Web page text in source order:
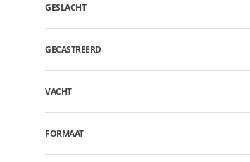
GESLACHT
GECASTREERD
VACHT
FORMAAT